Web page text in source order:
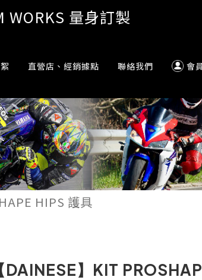
WORKS 量身訂製
直營店、經銷據點 聯絡我們 會
HIPS 護具
【DAINESE】KIT